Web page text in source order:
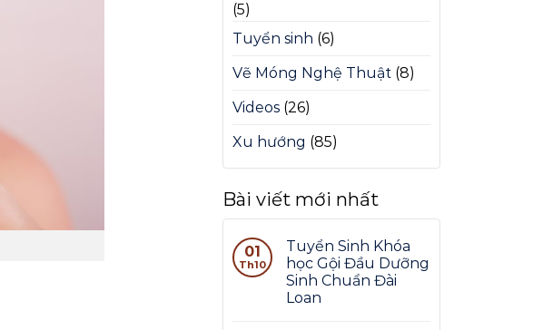
(5)
Tuyển sinh (6)
Vẽ Móng Nghệ Thuật (8)
Videos (26)
Xu hướng (85)
Bài viết mới nhất
01
Th10
Tuyển Sinh Khóa
học Gội Đầu Dưỡng
Sinh Chuẩn Đài
Loan